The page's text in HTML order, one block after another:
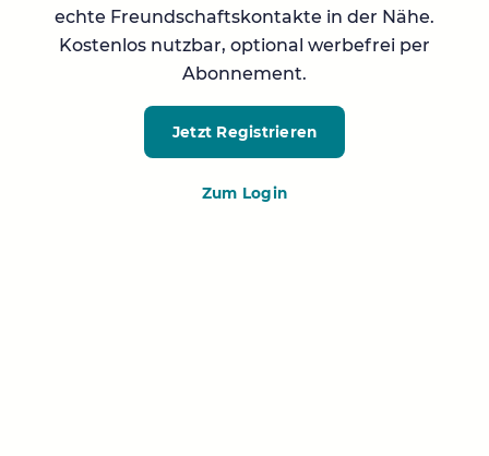
echte Freundschaftskontakte in der Nähe.
Kostenlos nutzbar, optional werbefrei per
Abonnement.
Jetzt Registrieren
Zum Login